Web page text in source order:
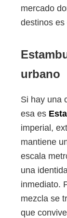
mercado
destinos es
urbano
Si hay una
esa es
imperial,
mantiene
escala
una
inmediato.
mezcla se
que